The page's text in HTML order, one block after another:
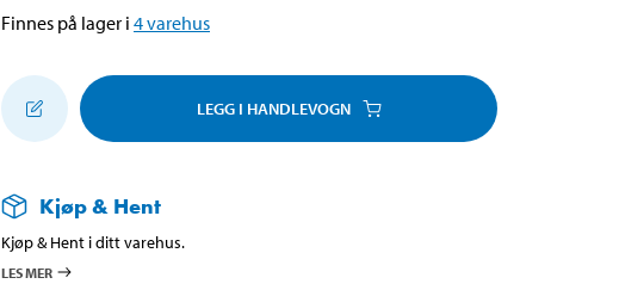
Finnes på lager i 4varehus
LEGG I HANDLEVOGN
Kjøp & Hent
Kjøp & Hent i ditt varehus.
LES MER